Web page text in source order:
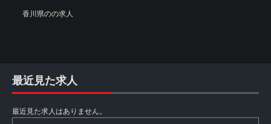
香川県のの求人
最近見た求人
最近見た求人はありません。